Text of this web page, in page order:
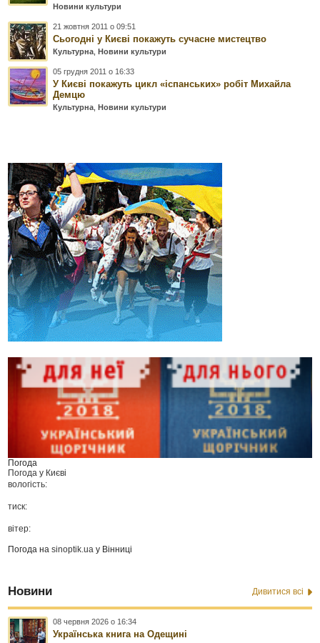
Новини культури
21 жовтня 2011 о 09:51
Сьогодні у Києві покажуть сучасне мистецтво
Культурна ,Новини культури
05 грудня 2011 о 16:33
У Києві покажуть цикл «іспанських» робіт Михайла
Демцю
Культурна ,Новини культури
Погода
Погода у Києві
вологість:
тиск:
вітер:
Погода наsinoptik.ua у Вінниці
Новини Дивитися всі
08 червня 2026 о 16:34
Українська книга на Одещині